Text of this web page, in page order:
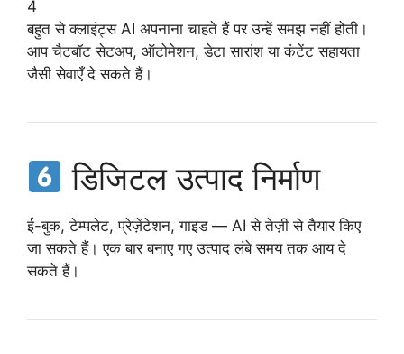
4
बहुत से क्लाइंट्स AI अपनाना चाहते हैं पर उन्हें समझ नहीं होती।
आप चैटबॉट सेटअप, ऑटोमेशन, डेटा सारांश या कंटेंट सहायता
जैसी सेवाएँ दे सकते हैं।
डिजिटल उत्पाद निर्माण
ई-बुक, टेम्पलेट, प्रेज़ेंटेशन, गाइड — AI से तेज़ी से तैयार किए
जा सकते हैं। एक बार बनाए गए उत्पाद लंबे समय तक आय दे
सकते हैं।